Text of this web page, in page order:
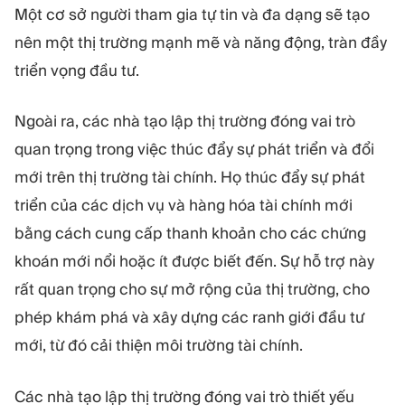
Một cơ sở người tham gia tự tin và đa dạng sẽ tạo
nên một thị trường mạnh mẽ và năng động, tràn đầy
triển vọng đầu tư.
Ngoài ra, các nhà tạo lập thị trường đóng vai trò
quan trọng trong việc thúc đẩy sự phát triển và đổi
mới trên thị trường tài chính. Họ thúc đẩy sự phát
triển của các dịch vụ và hàng hóa tài chính mới
bằng cách cung cấp thanh khoản cho các chứng
khoán mới nổi hoặc ít được biết đến. Sự hỗ trợ này
rất quan trọng cho sự mở rộng của thị trường, cho
phép khám phá và xây dựng các ranh giới đầu tư
mới, từ đó cải thiện môi trường tài chính.
Các nhà tạo lập thị trường đóng vai trò thiết yếu